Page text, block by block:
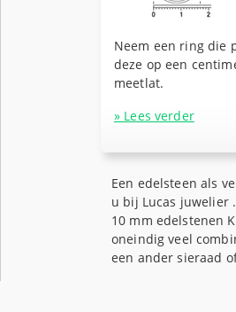
Neem een ring die
deze op een
meetlat.
» Lees verder
Een edelsteen als
u bij Lucas juwelier .
10 mm edelstenen
oneindig veel
een ander sieraad